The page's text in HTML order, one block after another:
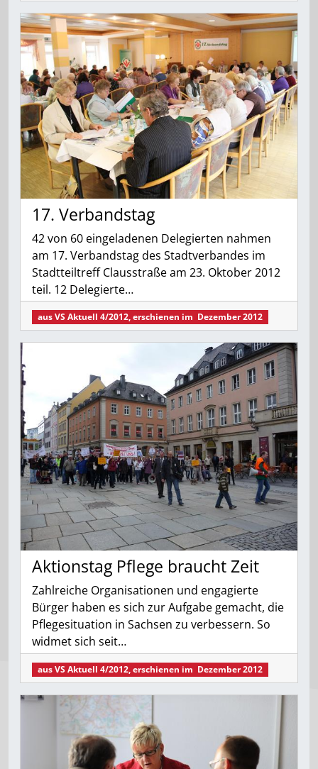
17. Verbandstag
42 von 60 eingeladenen Delegierten nahmen
am 17. Verbandstag des Stadtverbandes im
Stadtteiltreff Clausstraße am 23. Oktober 2012
teil. 12 Delegierte…
ausVS Aktuell 4/2012, erschienen im Dezember 2012
Aktionstag Pflege braucht Zeit
Zahlreiche Organisationen und engagierte
Bürger haben es sich zur Aufgabe gemacht, die
Pflegesituation in Sachsen zu verbessern. So
widmet sich seit…
ausVS Aktuell 4/2012, erschienen im Dezember 2012